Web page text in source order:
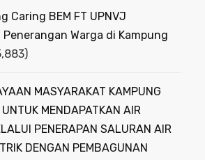
Caring BEM FT UPNVJ
Warga di Kampung
MASYARAKAT KAMPUNG
MENDAPATKAN AIR
PENERAPAN SALURAN AIR
DENGAN PEMBAGUNAN